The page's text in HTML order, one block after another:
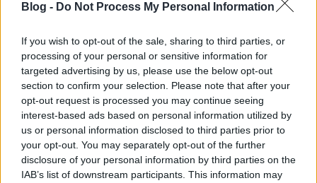
Blog - Do Not Process My Personal Information
If you wish to opt-out of the sale, sharing to third parties, or
processing of your personal or sensitive information for
targeted advertising by us, please use the below opt-out
section to confirm your selection. Please note that after your
opt-out request is processed you may continue seeing
interest-based ads based on personal information utilized by
us or personal information disclosed to third parties prior to
your opt-out. You may separately opt-out of the further
disclosure of your personal information by third parties on the
IAB’s list of downstream participants. This information may
drótnélküli netünk dobott egy errort…